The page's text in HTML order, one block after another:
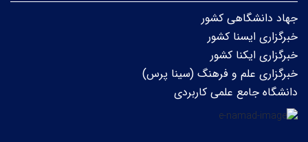
جهاد دانشگاهی کشور
خبرگزاری ایسنا کشور
خبرگزاری ایکنا کشور
خبرگزاری علم و فرهنگ (سینا پرس)
دانشگاه جامع علمی کاربردی